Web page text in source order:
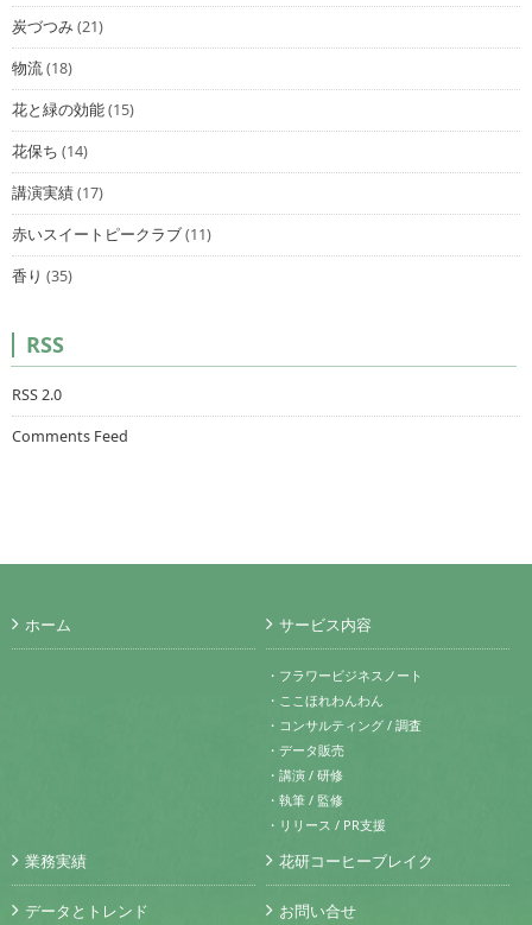
炭づつみ(21)
物流(18)
花と緑の効能(15)
花保ち (14)
講演実績(17)
赤いスイートピークラブ(11)
香り (35)
RSS
RSS 2.0
Comments Feed
ホーム サービス内容
・フラワービジネスノート
・ここほれわんわん
・コンサルティング / 調査
・データ販売
・講演 / 研修
・執筆 / 監修
・リリース / PR支援
業務実績
データとトレンド
花研コーヒーブレイク
お問い合せ